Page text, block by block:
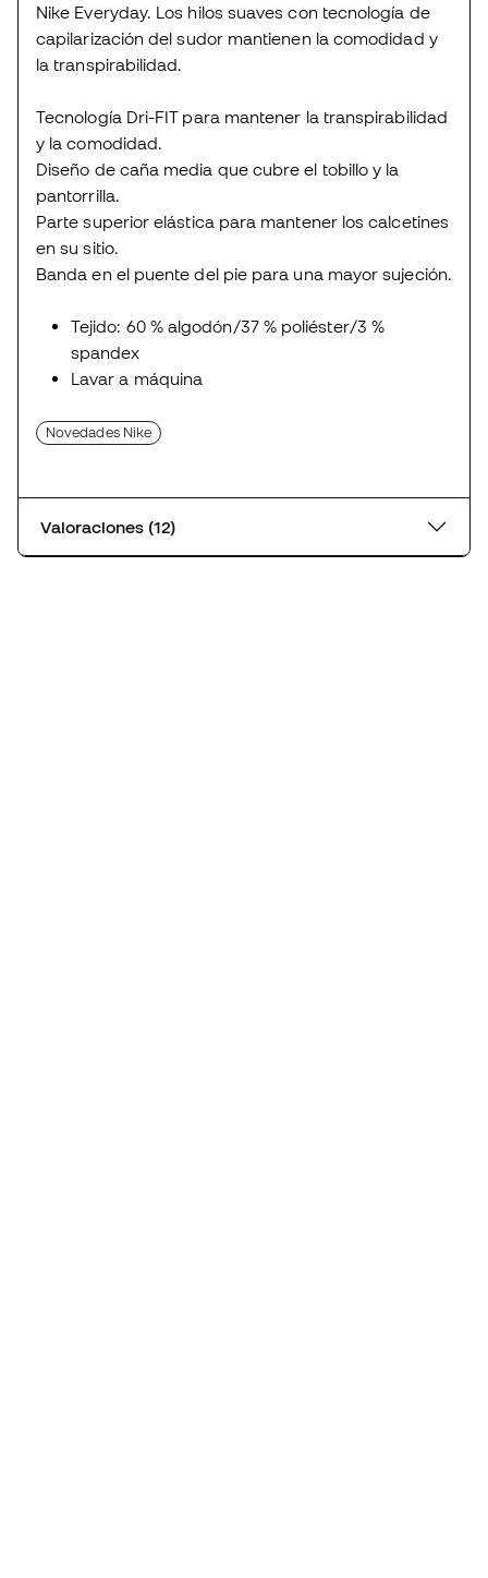
Nike Everyday. Los hilos suaves con tecnología de
capilarización del sudor mantienen la comodidad y
la transpirabilidad.
Tecnología Dri-FIT para mantener la transpirabilidad
y la comodidad.
Diseño de caña media que cubre el tobillo y la
pantorrilla.
Parte superior elástica para mantener los calcetines
en su sitio.
Banda en el puente del pie para una mayor sujeción.
Tejido: 60 % algodón/37 % poliéster/3 %
spandex
Lavar a máquina
Novedades Nike
Valoraciones (12)